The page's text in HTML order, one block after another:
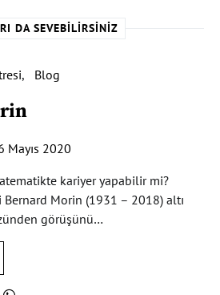
DA SEVEBILIRSINIZ
Blog
Mayıs 2020
kariyer yapabilir mi?
Bernard Morin (1931 – 2018) altı
görüşünü…